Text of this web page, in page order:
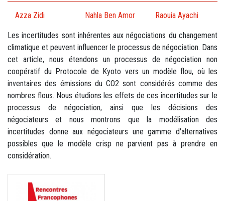
Azza Zidi Nahla Ben Amor Raouia Ayachi
Les incertitudes sont inhérentes aux négociations du changement
climatique et peuvent influencer le processus de négociation. Dans
cet article, nous étendons un processus de négociation non
coopératif du Protocole de Kyoto vers un modèle flou, où les
inventaires des émissions du CO2 sont considérés comme des
nombres flous. Nous étudions les effets de ces incertitudes sur le
processus de négociation, ainsi que les décisions des
négociateurs et nous montrons que la modélisation des
incertitudes donne aux négociateurs une gamme d'alternatives
possibles que le modèle crisp ne parvient pas à prendre en
considération.